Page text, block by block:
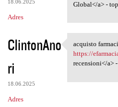
18.06.2025
Adres
Global</a> -
ClintonAno
ri
18.06.2025
Adres
acquisto
acquisto
https://
recensioni</a>